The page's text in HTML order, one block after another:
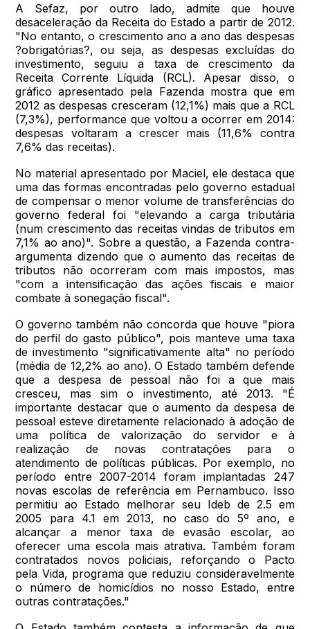
A Sefaz, por outro lado, admite que houve
desaceleração da Receita do Estado a partir de 2012.
"No entanto, o crescimento ano a ano das despesas
?obrigatórias?, ou seja, as despesas excluídas do
investimento, seguiu a taxa de crescimento da
Receita Corrente Líquida (RCL). Apesar disso, o
gráfico apresentado pela Fazenda mostra que em
2012 as despesas cresceram (12,1%) mais que a RCL
(7,3%), performance que voltou a ocorrer em 2014:
despesas voltaram a crescer mais (11,6% contra
7,6% das receitas).
No material apresentado por Maciel, ele destaca que
uma das formas encontradas pelo governo estadual
de compensar o menor volume de transferências do
governo federal foi "elevando a carga tributária
(num crescimento das receitas vindas de tributos em
7,1% ao ano)". Sobre a questão, a Fazenda contra-
argumenta dizendo que o aumento das receitas de
tributos não ocorreram com mais impostos, mas
"com a intensificação das ações fiscais e maior
combate à sonegação fiscal".
O governo também não concorda que houve "piora
do perfil do gasto público", pois manteve uma taxa
de investimento "significativamente alta" no período
(média de 12,2% ao ano). O Estado também defende
que a despesa de pessoal não foi a que mais
cresceu, mas sim o investimento, até 2013. "É
importante destacar que o aumento da despesa de
pessoal esteve diretamente relacionado à adoção de
uma política de valorização do servidor e à
realização de novas contratações para o
atendimento de políticas públicas. Por exemplo, no
período entre 2007-2014 foram implantadas 247
novas escolas de referência em Pernambuco. Isso
permitiu ao Estado melhorar seu Ideb de 2.5 em
2005 para 4.1 em 2013, no caso do 5º ano, e
alcançar a menor taxa de evasão escolar, ao
oferecer uma escola mais atrativa. Também foram
contratados novos policiais, reforçando o Pacto
pela Vida, programa que reduziu consideravelmente
o número de homicídios no nosso Estado, entre
outras contratações."